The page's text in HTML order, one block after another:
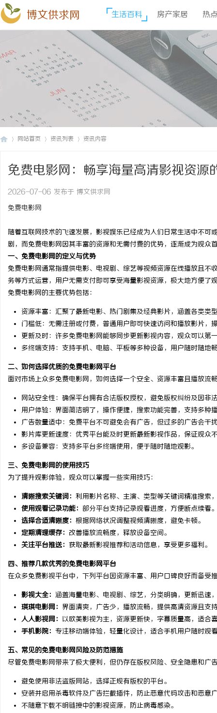
博文供求网 生活百科 房产家居 热
网站首页 资讯列表 资讯内容
免费电影网：畅享海量高清影视资源
2026-07-06 发布于 博文供求网
免费电影网
随着互联网技术的飞速发展，影视娱乐已经成为人们日常生活中不
剧，而免费电影网因其丰富的资源和无需付费的优势，逐渐成为观众
一、免费电影网的定义与优势
免费电影网通常指提供电影、电视剧、综艺等视频资源在线播放且
务等方式运营，用户无需支付即可享受海量影视资源，极大地方便了
免费电影网的主要优势包括：
资源丰富：汇聚了最新电影、热门剧集及经典影片，涵盖各类类
门槛低：无需注册或付费，普通用户即可快速访问和播放影片，
更新及时：许多免费电影网能够同步更新影视内容，观众可以第
多终端支持：支持手机、电脑、平板等多种设备，用户随时随地
二、如何选择优质的免费电影网平台
面对市场上众多免费电影网，如何选择一个安全、资源丰富且播放流
网站安全性：确保平台拥有合法版权授权，避免版权纠纷及因非
用户体验：界面简洁明了，操作便捷，搜索功能完善，支持多种
广告数量适中：免费平台不可避免会有广告，但过多的广告会干
影片库更新速度：优秀平台能及时更新最新影视作品，保证观众
多设备兼容：支持多平台多终端使用，便于随时随地观影。
三、免费电影网的使用技巧
为了提升观影体验，观众可以掌握一些实用技巧：
清晰搜索关键词： 利用影片名称、主演、类型等关键词精准搜索
使用观看记录功能： 部分平台支持记录观看进度，方便断点续看
选择合适清晰度： 根据网络状况调整视频清晰度，避免卡顿。
定期清理缓存： 改善播放流畅度，释放设备空间。
关注平台推送： 获取最新影视推荐和活动信息，享受更多福利。
四、推荐几款优秀的免费电影网平台
在众多免费影视平台中，下列平台因资源丰富、用户口碑良好而备受
影视大全： 涵盖海量电影、电视剧、综艺，分类明确，更新迅速
琪琪电影网： 界面清爽，广告少，播放流畅，提供高清资源且支
人人影视网： 以欧美影视为主，资源更新快，字幕质量高，适合
手机影院： 专注移动端体验，轻量化设计，适合手机用户随时观
五、常见的免费电影网风险及防范措施
尽管免费电影网带来了极大便利，但仍存在版权风险、安全隐患和广
避免使用非法盗版网站，选择正规有版权的平台。
安装并启用杀毒软件及广告拦截插件，防止恶意代码攻击和恶意
不随意下载不明链接中的影视资源，防止病毒感染。